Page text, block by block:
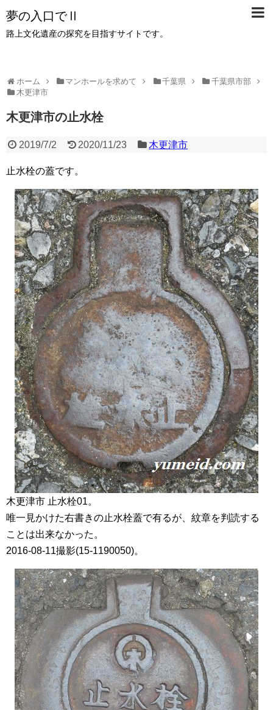
夢の入口でⅡ
路上文化遺産の探究を目指すサイトです。
ホーム マンホールを求めて 千葉県
千葉県市部
木更津市
木更津市の止水栓
2019/7/2 2020/11/23 木更津市
止水栓の蓋です。
木更津市 止水栓01。
唯一見かけた右書きの止水栓蓋で有るが、紋章を判読する
ことは出来なかった。
2016-08-11撮影(15-1190050)。